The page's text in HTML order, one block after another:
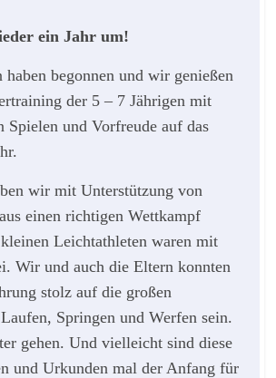
ein Jahr um!
begonnen und wir genießen
der 5 – 7 Jährigen mit
Spielen und Vorfreude auf das
wir mit Unterstützung von
einen richtigen Wettkampf
Leichtathleten waren mit
Wir und auch die Eltern konnten
stolz auf die großen
Springen und Werfen sein.
gehen. Und vielleicht sind diese
und Urkunden mal der Anfang für